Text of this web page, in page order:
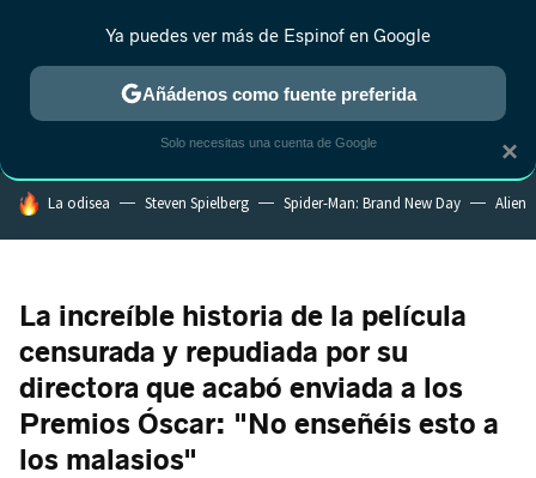
ESTRENOS REALITY ANIME RANKINGS CINE
HOY SE HABLA DE
La odisea Steven Spielberg Spider-Man: Brand New Day Alien
La increíble historia de la película
censurada y repudiada por su
directora que acabó enviada a los
Premios Óscar: "No enseñéis esto a
los malasios"
×
Ya puedes ver más de Espinof en Google
Añádenos como fuente preferida
Solo necesitas una cuenta de Google